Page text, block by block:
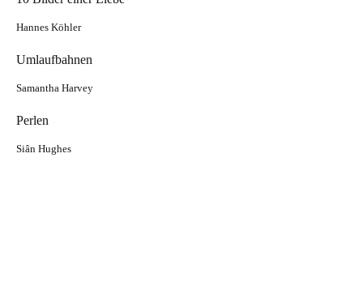
Hannes Köhler
Umlaufbahnen
Samantha Harvey
Perlen
Siân Hughes